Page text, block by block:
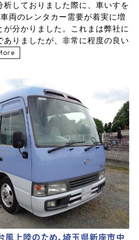
析しておりました際に、車いすを
両のレンタカー需要が着実に増
が分かりました。これまは弊社に
ありましたが、非常に程度の良い
上陸のため、埼玉県新座市中